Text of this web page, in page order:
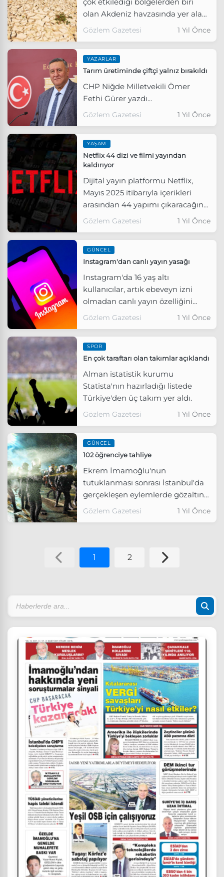
olan Akdeniz havzasında yer alan
Türkiye'de, kuraklık tehlikesi her
Gözlem Gazetesi 1 Yıl Önce
YAZARLAR
Tarım üretiminde çiftçi yalnız bırakıldı
CHP Niğde Milletvekili Ömer
Fethi Gürer yazdı...
Gözlem Gazetesi 1 Yıl Önce
YAŞAM
Netflix 44 dizi ve filmi yayından
kaldırıyor
Dijital yayın platformu Netflix,
Mayıs 2025 itibarıyla içerikleri
arasından 44 yapımı çıkaracağını
duyurdu.
Gözlem Gazetesi 1 Yıl Önce
GÜNCEL
Instagram'dan canlı yayın yasağı
Instagram'da 16 yaş altı
kullanıcılar, artık ebeveyn izni
olmadan canlı yayın özelliğini
kullanamayacak.
Gözlem Gazetesi 1 Yıl Önce
SPOR
En çok taraftarı olan takımlar açıklandı
Alman istatistik kurumu
Statista'nın hazırladığı listede
Türkiye'den üç takım yer aldı.
Gözlem Gazetesi 1 Yıl Önce
GÜNCEL
102 öğrenciye tahliye
Ekrem İmamoğlu'nun
tutuklanması sonrası İstanbul'da
gerçekleşen eylemlerde gözaltına
alınıp tutuklanan 102 öğrencinin
Gözlem Gazetesi 1 Yıl Önce
1 2